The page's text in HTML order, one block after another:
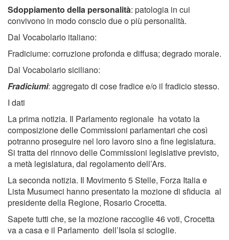
Sdoppiamento della personalità: patologia in cui
convivono in modo conscio due o più personalità.
Dal Vocabolario italiano:
Fradiciume: corruzione profonda e diffusa; degrado morale.
Dal Vocabolario siciliano:
Fradiciumi: aggregato di cose fradice e/o il fradicio stesso.
I dati
La prima notizia. Il Parlamento regionale ha votato la
composizione delle Commissioni parlamentari che così
potranno proseguire nel loro lavoro sino a fine legislatura.
Si tratta del rinnovo delle Commissioni legislative previsto,
a metà legislatura, dal regolamento dell’Ars.
La seconda notizia. Il Movimento 5 Stelle, Forza Italia e
Lista Musumeci hanno presentato la mozione di sfiducia al
presidente della Regione, Rosario Crocetta.
Sapete tutti che, se la mozione raccoglie 46 voti, Crocetta
va a casa e il Parlamento dell’Isola si scioglie.